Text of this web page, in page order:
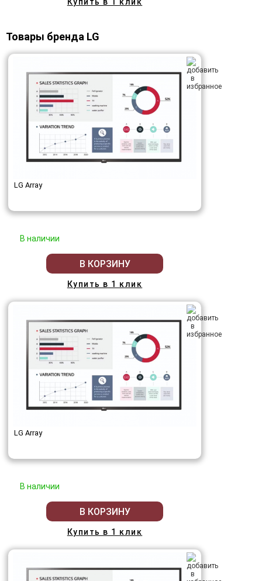
Купить в 1 клик
Товары бренда LG
LG Array
В наличии
В КОРЗИНУ
Купить в 1 клик
LG Array
В наличии
В КОРЗИНУ
Купить в 1 клик